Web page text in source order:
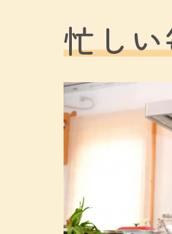
忙し